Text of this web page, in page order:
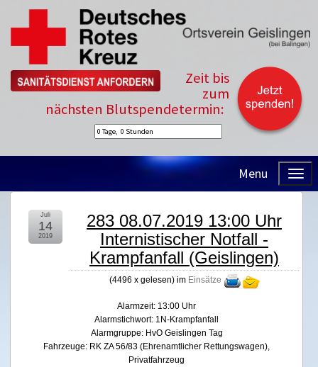
Zeit bis
zum
nächsten Blutspendetermin:
Menu
283 08.07.2019 13:00 Uhr
Internistischer Notfall -
Krampfanfall (Geislingen)
(4496 x gelesen) im Einsätze
Juli
14
2019
Alarmzeit: 13:00 Uhr
Alarmstichwort: 1N-Krampfanfall
Alarmgruppe: HvO Geislingen Tag
Fahrzeuge: RK ZA 56/83 (Ehrenamtlicher Rettungswagen),
Privatfahrzeug